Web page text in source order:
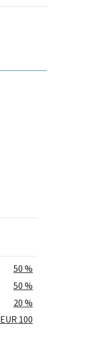
50 %
50 %
20 %
EUR 100